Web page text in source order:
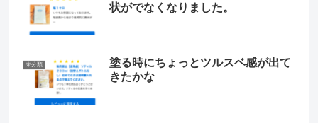
状がでなくなりました。
未分類
塗る時にちょっとツルスベ感が出て
きたかな